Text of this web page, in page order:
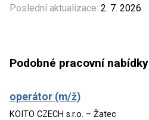
Poslední aktualizace: 2. 7. 2026
Podobné pracovní nabídky
operátor (m/ž)
KOITO CZECH s.r.o. – Žatec